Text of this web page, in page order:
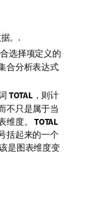
。.
选择项定义的
合分析表达式
TOTAL，则计
不只是属于当
维度。 TOTAL
括起来的一个
是图表维度变